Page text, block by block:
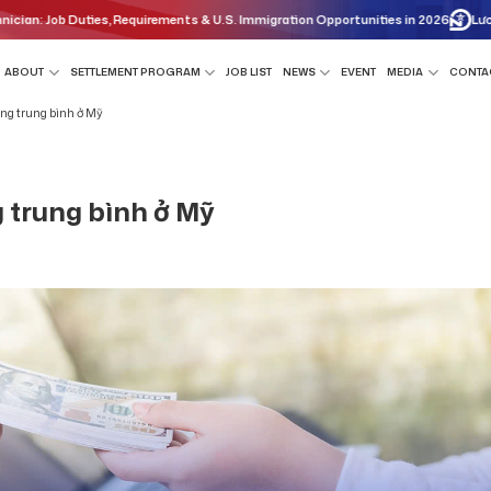
Duties, Requirements & U.S. Immigration Opportunities in 2026 Lương thợ
ABOUT SETTLEMENT PROGRAM JOB LIST NEWS EVENT MEDIA
trung bình ở Mỹ
trung bình ở Mỹ